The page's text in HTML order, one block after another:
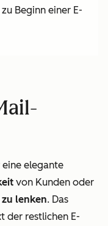
Beginn einer E-
eine elegante
von Kunden oder
lenken. Das
der restlichen E-